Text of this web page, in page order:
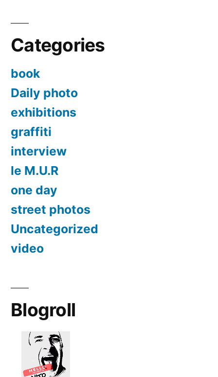
Categories
book
Daily photo
exhibitions
graffiti
interview
le M.U.R
one day
street photos
Uncategorized
video
Blogroll